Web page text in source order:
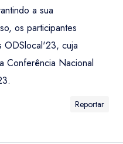
a sua
os participantes
ODSlocal'23, cuja
Conferência Nacional
Reportar